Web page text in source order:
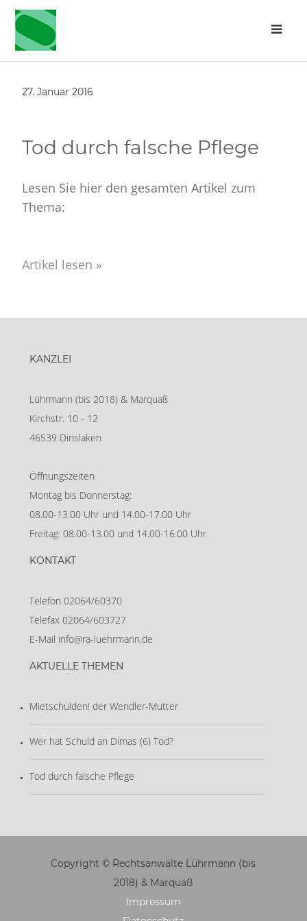
27. Januar 2016
Tod durch falsche Pflege
Lesen Sie hier den gesamten Artikel zum
Thema:
Artikel lesen »
KANZLEI
Lührmann (bis 2018) & Marquaß
Kirchstr. 10 - 12
46539 Dinslaken
Öffnungszeiten
Montag bis Donnerstag:
08.00-13.00 Uhr und 14.00-17.00 Uhr
Freitag: 08.00-13.00 und 14.00-16.00 Uhr
KONTAKT
Telefon 02064/60370
Telefax 02064/603727
E-Mail info@ra-luehrmann.de
AKTUELLE THEMEN
Mietschulden! der Wendler-Mutter
Wer hat Schuld an Dimas (6) Tod?
Tod durch falsche Pflege
Copyright © Rechtsanwälte Lührmann (bis
2018) & Marquaß
Impressum